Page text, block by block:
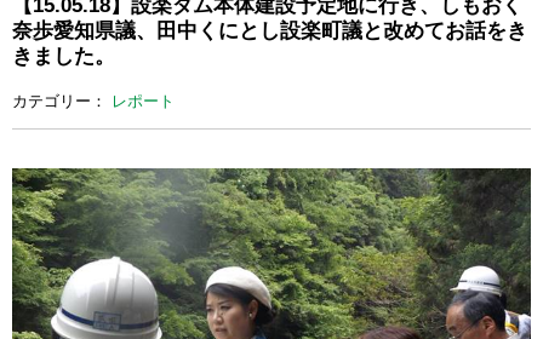
【15.05.18】設楽ダム本体建設予定地に行き、しもおく
奈歩愛知県議、田中くにとし設楽町議と改めてお話をき
きました。
カテゴリー： レポート